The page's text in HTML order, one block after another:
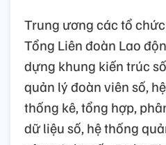
Trung ương các tổ
Tổng Liên đoàn Lao
dựng khung kiến trúc
quản lý đoàn viên số,
thống kê, tổng hợp,
dữ liệu số, hệ thống